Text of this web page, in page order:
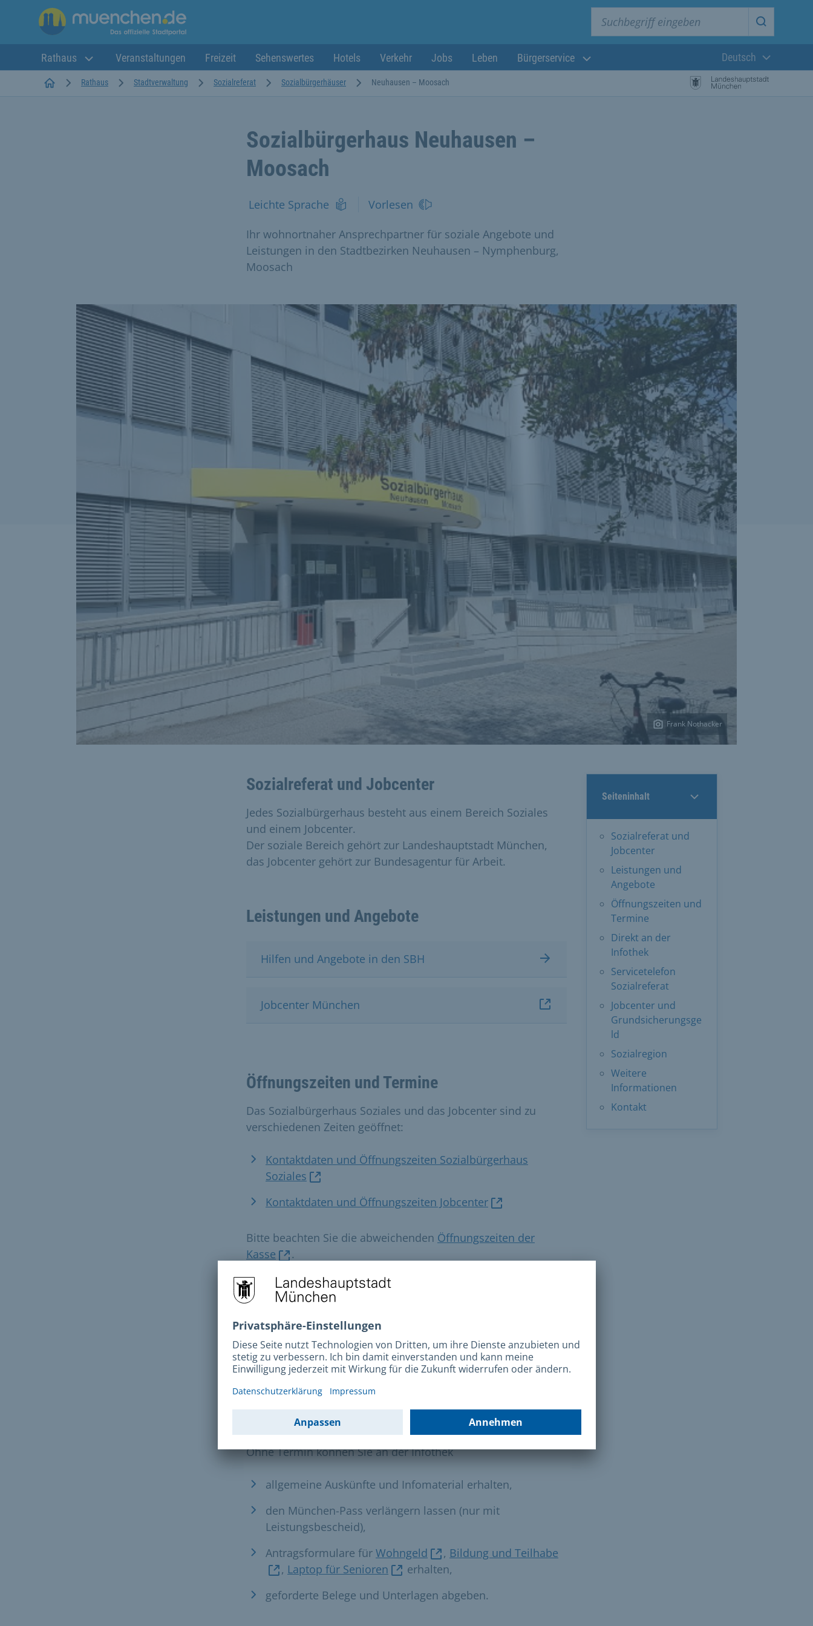
Suche
Rathaus Veranstaltungen Freizeit Sehenswertes Hotels Verkehr Jobs Leben Bürgerservice
Aktuelle
Deutsch
StartseiteRathaus Stadtverwaltung Sozialreferat Sozialbürgerhäuser Neuhausen – Moosach
Sozialbürgerhaus Neuhausen –
Moosach
Leichte Sprache Vorlesen
Ihr wohnortnaher Ansprechpartner für soziale Angebote und
Leistungen in den Stadtbezirken Neuhausen – Nymphenburg,
Moosach
Frank Nothacker
Seiteninhalt
Sozialreferat und
Jobcenter
Leistungen und
Angebote
Öffnungszeiten und
Termine
Direkt an der
Infothek
Servicetelefon
Sozialreferat
Jobcenter und
Grundsicherungsge
ld
Sozialregion
Weitere
Informationen
Kontakt
Sozialreferat und Jobcenter
Jedes Sozialbürgerhaus besteht aus einem Bereich Soziales
und einem Jobcenter.
Der soziale Bereich gehört zur Landeshauptstadt München,
das Jobcenter gehört zur Bundesagentur für Arbeit.
Leistungen und Angebote
Hilfen und Angebote in den SBH
Jobcenter München
Öffnungszeiten und Termine
Das Sozialbürgerhaus Soziales und das Jobcenter sind zu
verschiedenen Zeiten geöffnet:
Kontaktdaten und Öffnungszeiten Sozialbürgerhaus
Soziales
Kontaktdaten und Öffnungszeiten Jobcenter
Bitte beachten Sie die abweichenden Öffnungszeiten der
Kasse
.
Rufen Sie uns an und vereinbaren einen persönlichen
Beratungstermin.
Vereinbarte Termine sind auch außerhalb der Öffnungszeiten
möglich.
In Notfällen können Sie auch ohne Termin vorbeikommen.
Direkt an der Infothek
Ohne Termin können Sie an der Infothek
allgemeine Auskünfte und Infomaterial erhalten,
den München-Pass verlängern lassen (nur mit
Leistungsbescheid),
Antragsformulare für Wohngeld , Bildung und Teilhabe
, Laptop für Senioren
erhalten,
geforderte Belege und Unterlagen abgeben.